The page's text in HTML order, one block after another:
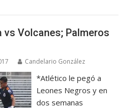
vs Volcanes; Palmeros
Candelario González
*Atlético le pegó a
Leones Negros y en
dos semanas